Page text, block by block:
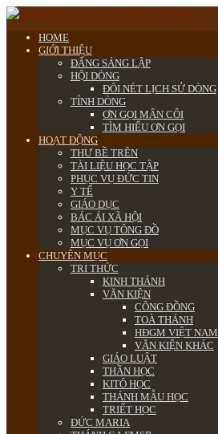
HOME
GIỚI THIỆU
ĐẤNG SÁNG LẬP
HỘI DÒNG
ĐÔI NÉT LỊCH SỬ DÒNG
TỈNH DÒNG
ƠN GỌI MÂN CÔI
TÌM HIỂU ƠN GỌI
HOẠT ĐỘNG
THƯ BỀ TRÊN
TÀI LIỆU HỌC TẬP
PHỤC VỤ ĐỨC TIN
Y TẾ
GIÁO DỤC
BÁC ÁI XÃ HỘI
MỤC VỤ TÔNG ĐỒ
MỤC VỤ ƠN GỌI
CHUYÊN MỤC
TRI THỨC
KINH THÁNH
VĂN KIỆN
CÔNG ĐỒNG
TOÀ THÁNH
HĐGM VIỆT NAM
VĂN KIỆN KHÁC
GIÁO LUẬT
THẦN HỌC
KITÔ HỌC
THÁNH MẪU HỌC
TRIẾT HỌC
ĐỨC MARIA